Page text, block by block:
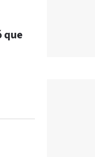
que